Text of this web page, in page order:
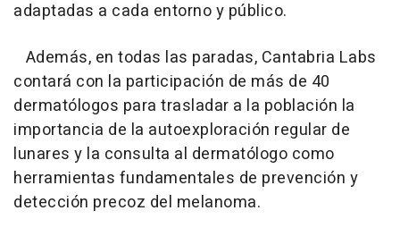
adaptadas a cada entorno y público.
Además, en todas las paradas, Cantabria Labs
contará con la participación de más de 40
dermatólogos para trasladar a la población la
importancia de la autoexploración regular de
lunares y la consulta al dermatólogo como
herramientas fundamentales de prevención y
detección precoz del melanoma.